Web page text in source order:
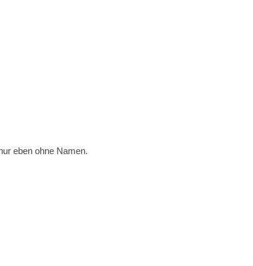
eben ohne Namen.